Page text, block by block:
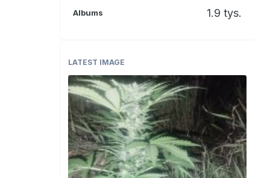
Albums 1.9 tys.
LATEST IMAGE